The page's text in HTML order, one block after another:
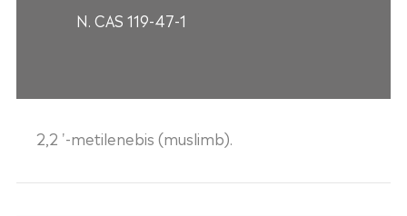
N. CAS 119-47-1
2,2 '-metilenebis (muslimb).